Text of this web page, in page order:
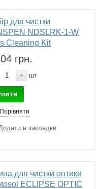
для чистки
NDSLRK-1-W
Cleaning Kit
грн.
+ шт
Порівняти
в закладки
для чистки оптики
ECLIPSE OPTIC